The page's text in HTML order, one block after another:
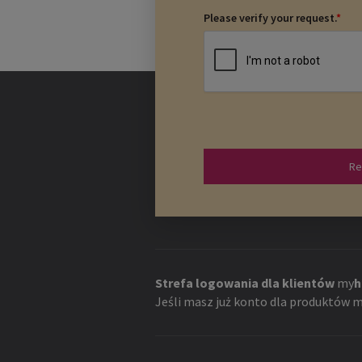
Please verify your request.*
Strefa logowania dla klientów my
Jeśli masz już konto dla produktów